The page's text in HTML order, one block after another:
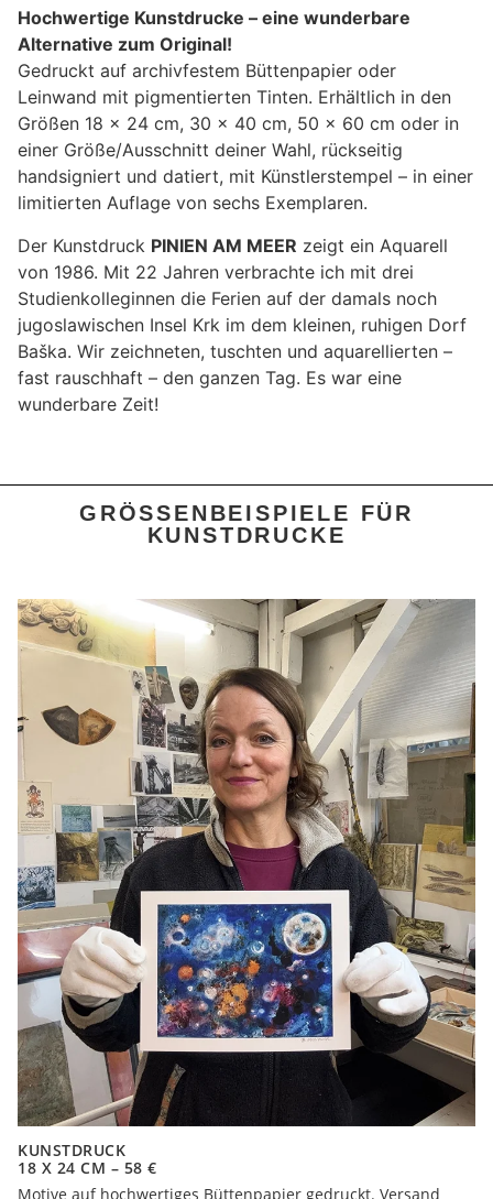
Hochwertige Kunstdrucke – eine wunderbare
Alternative zum Original!
Gedruckt auf archivfestem Büttenpapier oder
Leinwand mit pigmentierten Tinten. Erhältlich in den
Größen 18 x 24 cm, 30 x 40 cm, 50 x 60 cm oder in
einer Größe/Ausschnitt deiner Wahl, rückseitig
handsigniert und datiert, mit Künstlerstempel – in einer
limitierten Auflage von sechs Exemplaren.
Der Kunstdruck PINIEN AM MEER zeigt ein Aquarell
von 1986. Mit 22 Jahren verbrachte ich mit drei
Studienkolleginnen die Ferien auf der damals noch
jugoslawischen Insel Krk im dem kleinen, ruhigen Dorf
Baška. Wir zeichneten, tuschten und aquarellierten –
fast rauschhaft – den ganzen Tag. Es war eine
wunderbare Zeit!
GRÖSSENBEISPIELE FÜR K
UNSTDRUCKE
KUNSTDRUCK
18 X 24 CM – 58 €
Motive auf hochwertiges Büttenpapier gedruckt. Versand